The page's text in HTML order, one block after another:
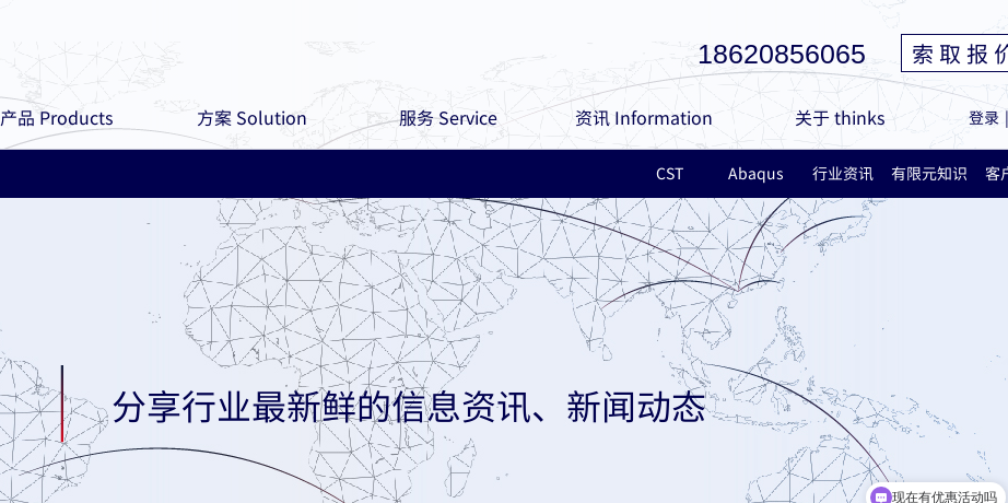
18620856065
登录 |
索 取 报
产品 Products 方案 Solution 服务 Service 资讯 Information 关于 thinks
分享行业最新鲜的信息资讯、新闻动态
CST Abaqus 行业资讯 有限元知识 客
现在有优惠活动吗